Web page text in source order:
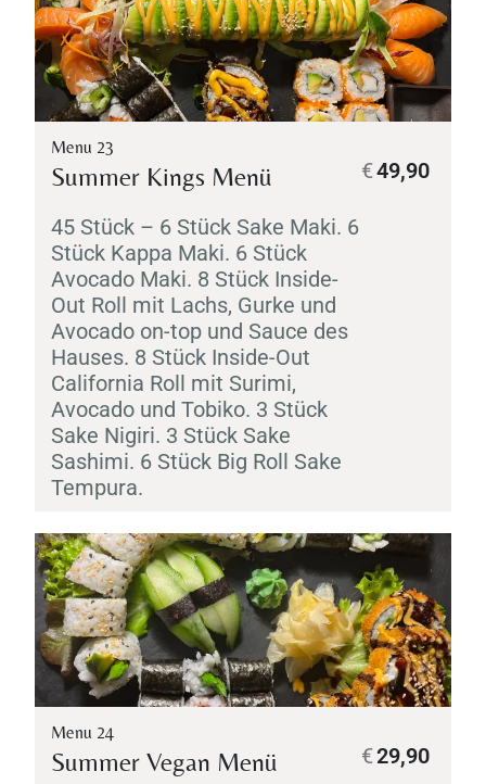
Menu 23
Summer Kings Menü
45 Stück – 6 Stück Sake Maki. 6
Stück Kappa Maki. 6 Stück
Avocado Maki. 8 Stück Inside-
Out Roll mit Lachs, Gurke und
Avocado on-top und Sauce des
Hauses. 8 Stück Inside-Out
California Roll mit Surimi,
Avocado und Tobiko. 3 Stück
Sake Nigiri. 3 Stück Sake
Sashimi. 6 Stück Big Roll Sake
Tempura.
49,90
€
Menu 24
Summer Vegan Menü 29,90
€